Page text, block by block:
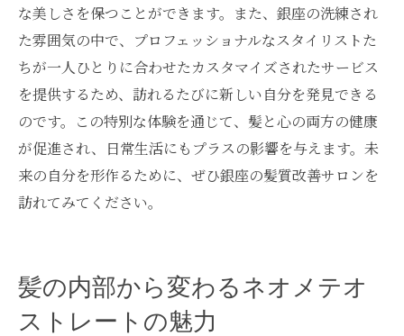
な美しさを保つことができます。また、銀座の洗練され
た雰囲気の中で、プロフェッショナルなスタイリストた
ちが一人ひとりに合わせたカスタマイズされたサービス
を提供するため、訪れるたびに新しい自分を発見できる
のです。この特別な体験を通じて、髪と心の両方の健康
が促進され、日常生活にもプラスの影響を与えます。未
来の自分を形作るために、ぜひ銀座の髪質改善サロンを
訪れてみてください。
髪の内部から変わるネオメテオ
ストレートの魅力